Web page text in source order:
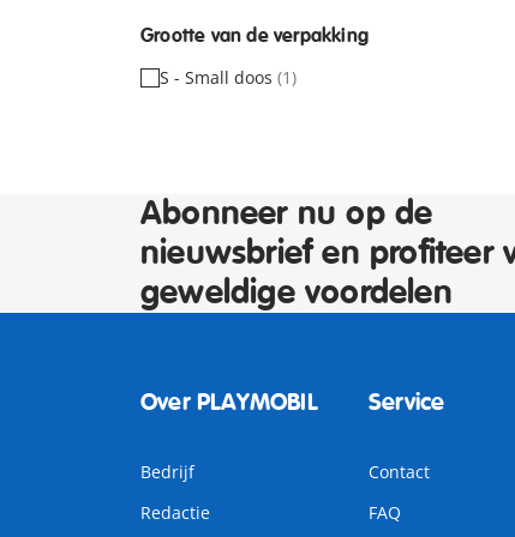
Grootte van de verpakking
S - Small doos (1)
Abonneer nu op de
nieuwsbrief en profiteer
geweldige voordelen
Over PLAYMOBIL
Bedrijf
Redactie
Service
Contact
FAQ